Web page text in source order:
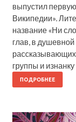
выпустил
Википедии».
название «Ни
глав, в
группы и
ПОДРОБНЕЕ